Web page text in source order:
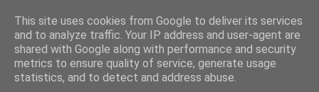
This site uses cookies from Google to deliver its services
and to analyze traffic. Your IP address and user-agent are
shared with Google along with performance and security
metrics to ensure quality of service, generate usage
statistics, and to detect and address abuse.